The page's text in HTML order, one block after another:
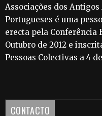
Associações dos
Portugueses é uma
erecta pela Conferência
Outubro de 2012 e
Pessoas Colectivas a 4
CONTACTO